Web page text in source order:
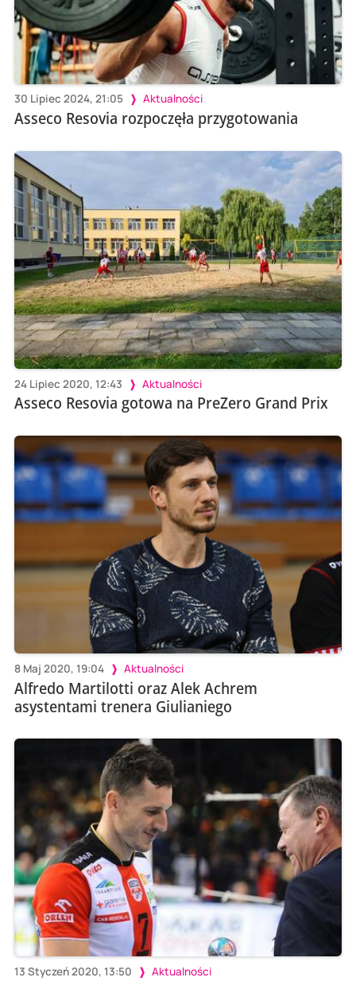
30 Lipiec 2024, 21:05 Aktualności
Asseco Resovia rozpoczęła przygotowania
24 Lipiec 2020, 12:43 Aktualności
Asseco Resovia gotowa na PreZero Grand Prix
8 Maj 2020, 19:04 Aktualności
Alfredo Martilotti oraz Alek Achrem
asystentami trenera Giulianiego
13 Styczeń 2020, 13:50 Aktualności